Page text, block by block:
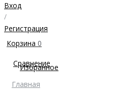
Вход
/
Регистрация
Корзина 0
Сравнение
Избранное
Главная